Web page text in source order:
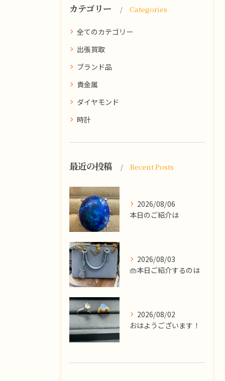
カテゴリー Categories
全てのカテゴリー
出張買取
ブランド品
貴金属
ダイヤモンド
時計
最近の投稿 Recent Posts
2026/08/06
本日のご紹介は
2026/08/03
👜本日ご紹介するのは
2026/08/02
​おはようございます！